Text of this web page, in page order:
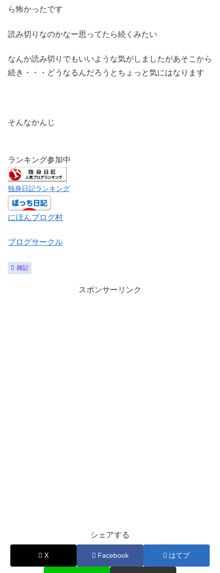
ら怖かったです
読み切りなのかなー思ってたら続くみたい
なんか読み切りでもいいような気がしましたがあそこから
続き・・・どうなるんだろうとちょっと気にはなります
そんなかんじ
ランキング参加中
独身日記ランキング
にほんブログ村
ブログサークル
雑記
スポンサーリンク
シェアする
X Facebook はてブ